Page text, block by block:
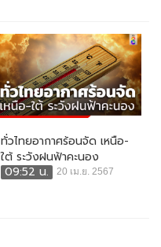
ทั่วไทยอากาศร้อนจัด เหนือ-
ใต้ ระวังฝนฟ้าคะนอง
09:52 น.
20 เม.ย. 2567